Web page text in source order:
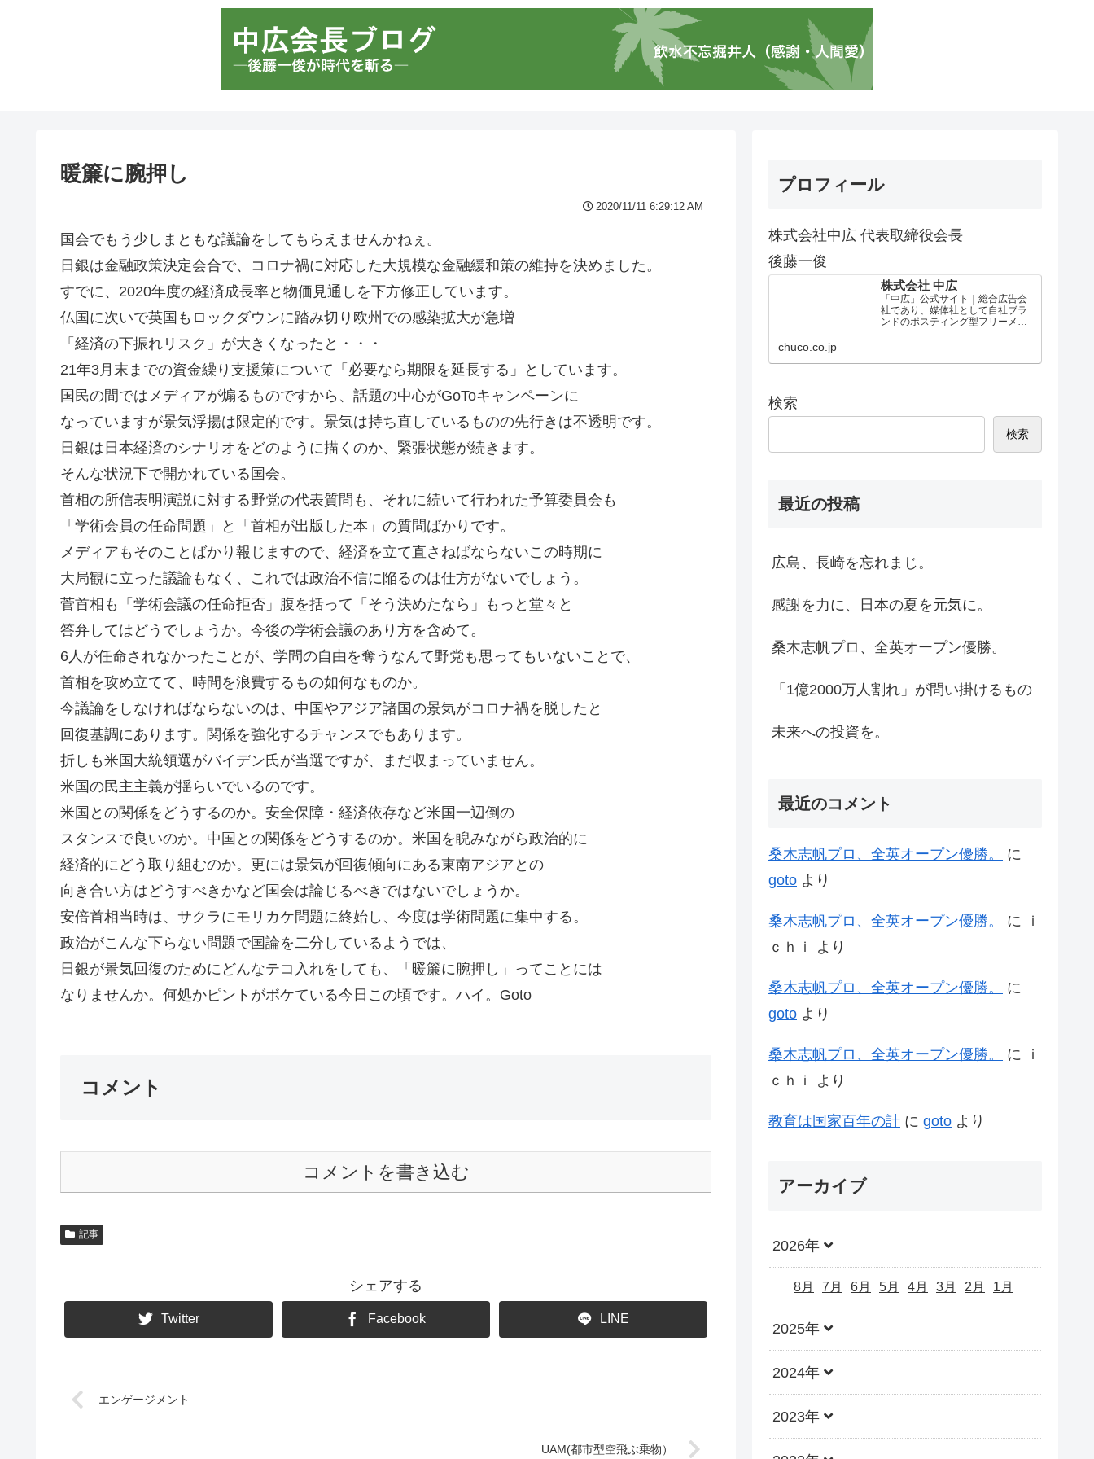
暖簾に腕押し
2020/11/11 6:29:12 AM
国会でもう少しまともな議論をしてもらえませんかねぇ。
日銀は金融政策決定会合で、コロナ禍に対応した大規模な金融緩和策の維持を決めました。
すでに、2020年度の経済成長率と物価見通しを下方修正しています。
仏国に次いで英国もロックダウンに踏み切り欧州での感染拡大が急増
「経済の下振れリスク」が大きくなったと・・・
21年3月末までの資金繰り支援策について「必要なら期限を延長する」としています。
国民の間ではメディアが煽るものですから、話題の中心がGoToキャンペーンに
なっていますが景気浮揚は限定的です。景気は持ち直しているものの先行きは不透明です。
日銀は日本経済のシナリオをどのように描くのか、緊張状態が続きます。
そんな状況下で開かれている国会。
首相の所信表明演説に対する野党の代表質問も、それに続いて行われた予算委員会も
「学術会員の任命問題」と「首相が出版した本」の質問ばかりです。
メディアもそのことばかり報じますので、経済を立て直さねばならないこの時期に
大局観に立った議論もなく、これでは政治不信に陥るのは仕方がないでしょう。
菅首相も「学術会議の任命拒否」腹を括って「そう決めたなら」もっと堂々と
答弁してはどうでしょうか。今後の学術会議のあり方を含めて。
6人が任命されなかったことが、学問の自由を奪うなんて野党も思ってもいないことで、
首相を攻め立てて、時間を浪費するもの如何なものか。
今議論をしなければならないのは、中国やアジア諸国の景気がコロナ禍を脱したと
回復基調にあります。関係を強化するチャンスでもあります。
折しも米国大統領選がバイデン氏が当選ですが、まだ収まっていません。
米国の民主主義が揺らいでいるのです。
米国との関係をどうするのか。安全保障・経済依存など米国一辺倒の
スタンスで良いのか。中国との関係をどうするのか。米国を睨みながら政治的に
経済的にどう取り組むのか。更には景気が回復傾向にある東南アジアとの
向き合い方はどうすべきかなど国会は論じるべきではないでしょうか。
安倍首相当時は、サクラにモリカケ問題に終始し、今度は学術問題に集中する。
政治がこんな下らない問題で国論を二分しているようでは、
日銀が景気回復のためにどんなテコ入れをしても、「暖簾に腕押し」ってことには
なりませんか。何処かピントがボケている今日この頃です。ハイ。Goto
コメント
コメントを書き込む
記事
シェアする
Twitter Facebook LINE
エンゲージメント
UAM(都市型空飛ぶ乗物）
プロフィール
株式会社中広 代表取締役会長
後藤一俊
株式会社 中広
「中広」公式サイト｜総合広告会
社であり、媒体社として自社ブラ
ンドのポスティング型フリーメデ
chuco.co.jp
検索
検索
最近の投稿
広島、長崎を忘れまじ。
感謝を力に、日本の夏を元気に。
桑木志帆プロ、全英オープン優勝。
「1億2000万人割れ」が問い掛けるもの
未来への投資を。
最近のコメント
桑木志帆プロ、全英オープン優勝。
に
goto より
桑木志帆プロ、全英オープン優勝。 に
ｉ
ｃｈｉ
より
桑木志帆プロ、全英オープン優勝。
に
goto より
桑木志帆プロ、全英オープン優勝。 に
ｉ
ｃｈｉ
より
教育は国家百年の計 に goto より
アーカイブ
2026年
8月 7月 6月 5月 4月 3月 2月 1月
2025年
2024年
2023年